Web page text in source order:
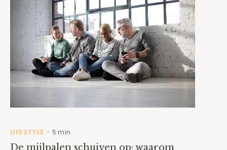
LIFESTYLE • 5 min
De mijlpalen schuiven op: waarom